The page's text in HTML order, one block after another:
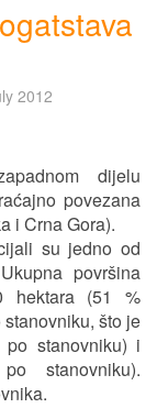
2012
dijelu
povezana
i Crna Gora).
su jedno od
površina
hektara (51 %
što je
po stanovniku) i
stanovniku).